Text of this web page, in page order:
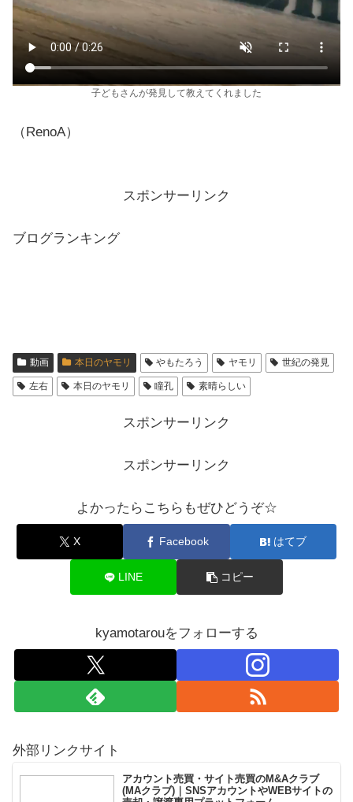
子どもさんが発見して教えてくれました
（RenoA）
スポンサーリンク
ブログランキング
動画 本日のヤモリ やもたろう ヤモリ 世紀の発見
左右 本日のヤモリ 瞳孔 素晴らしい
スポンサーリンク
スポンサーリンク
よかったらこちらもぜひどうぞ☆
X Facebook はてブ
LINE コピー
kyamotarouをフォローする
外部リンクサイト
アカウント売買・サイト売買のM&Aクラブ
(MAクラブ)｜SNSアカウントやWEBサイトの